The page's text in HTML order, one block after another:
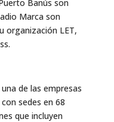
Banús son
Marca son
organización LET,
de las empresas
sedes en 68
que incluyen